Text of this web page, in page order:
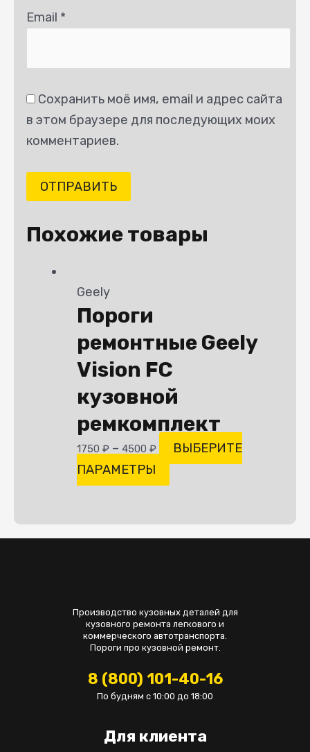
Email *
Сохранить моё имя, email и адрес сайта
в этом браузере для последующих моих
комментариев.
Похожие товары
Geely
Пороги
ремонтные Geely
Vision FC
кузовной
ремкомплект
1750₽ –4500₽
ВЫБЕРИТЕ
ПАРАМЕТРЫ
Производство кузовных деталей для
кузовного ремонта легкового и
коммерческого автотранспорта.
Пороги про кузовной ремонт.
8 (800) 101-40-16
По будням с 10:00 до 18:00
Для клиента